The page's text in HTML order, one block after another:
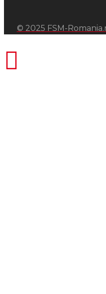
© 2025 FSM-